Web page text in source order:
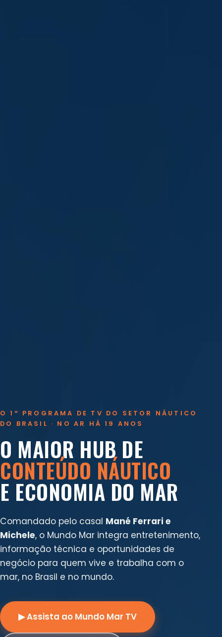
O 1º PROGRAMA DE TV DO SETOR NÁUTICO
DO BRASIL · NO AR HÁ 19 ANOS
O MAIOR HUB DE
CONTEÚDO NÁUTICO
E ECONOMIA DO MAR
Comandado pelo casal Mané Ferrari e
Michele, o Mundo Mar integra entretenimento,
informação técnica e oportunidades de
negócio para quem vive e trabalha com o
mar, no Brasil e no mundo.
▶ Assista ao Mundo Mar TV